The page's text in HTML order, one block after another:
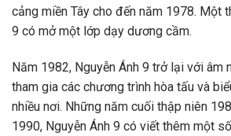
cảng miền Tây cho đến năm 1978. Một
9 có mở một lớp dạy dương cầm.
Năm 1982, Nguyễn Ánh 9 trở lại với âm
tham gia các chương trình hòa tấu và
nhiều nơi. Những năm cuối thập niên
1990, Nguyễn Ánh 9 có viết thêm một